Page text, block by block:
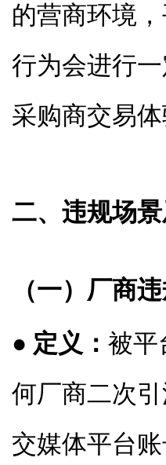
的营商环境
行为会进行
采购商交易体
二、违规场
（一）厂商
● 定义： 被平
何厂商二次
交媒体平台账